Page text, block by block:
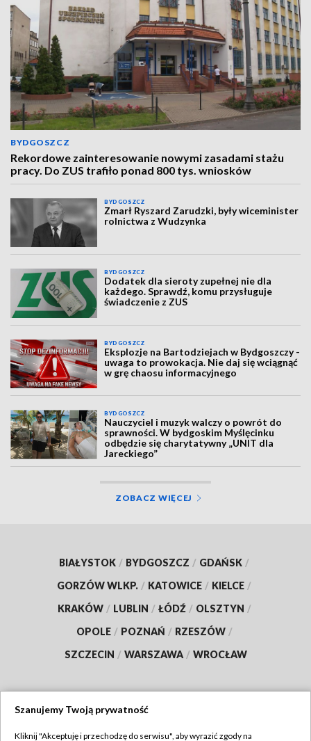
BYDGOSZCZ
Rekordowe zainteresowanie nowymi zasadami stażu
pracy. Do ZUS trafiło ponad 800 tys. wniosków
BYDGOSZCZ
Zmarł Ryszard Zarudzki, były wiceminister
rolnictwa z Wudzynka
BYDGOSZCZ
Dodatek dla sieroty zupełnej nie dla
każdego. Sprawdź, komu przysługuje
świadczenie z ZUS
BYDGOSZCZ
Eksplozje na Bartodziejach w Bydgoszczy -
uwaga to prowokacja. Nie daj się wciągnąć
w grę chaosu informacyjnego
BYDGOSZCZ
Nauczyciel i muzyk walczy o powrót do
sprawności. W bydgoskim Myślęcinku
odbędzie się charytatywny „UNIT dla
Jareckiego”
ZOBACZ WIĘCEJ
BIAŁYSTOK / BYDGOSZCZ / GDAŃSK /
GORZÓW WLKP. / KATOWICE / KIELCE /
KRAKÓW / LUBLIN / ŁÓDŹ / OLSZTYN /
OPOLE / POZNAŃ / RZESZÓW /
SZCZECIN / WARSZAWA / WROCŁAW
Szanujemy Twoją prywatność
Kliknij "Akceptuję i przechodzę do serwisu", aby wyrazić zgody na